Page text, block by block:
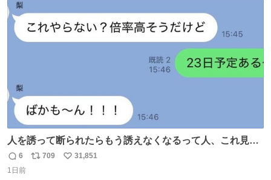
人を誘って断られたらもう誘えなくなるって人、これ見て
元気出してほしい
返
信
6
リ
709
い
31,851
1日前